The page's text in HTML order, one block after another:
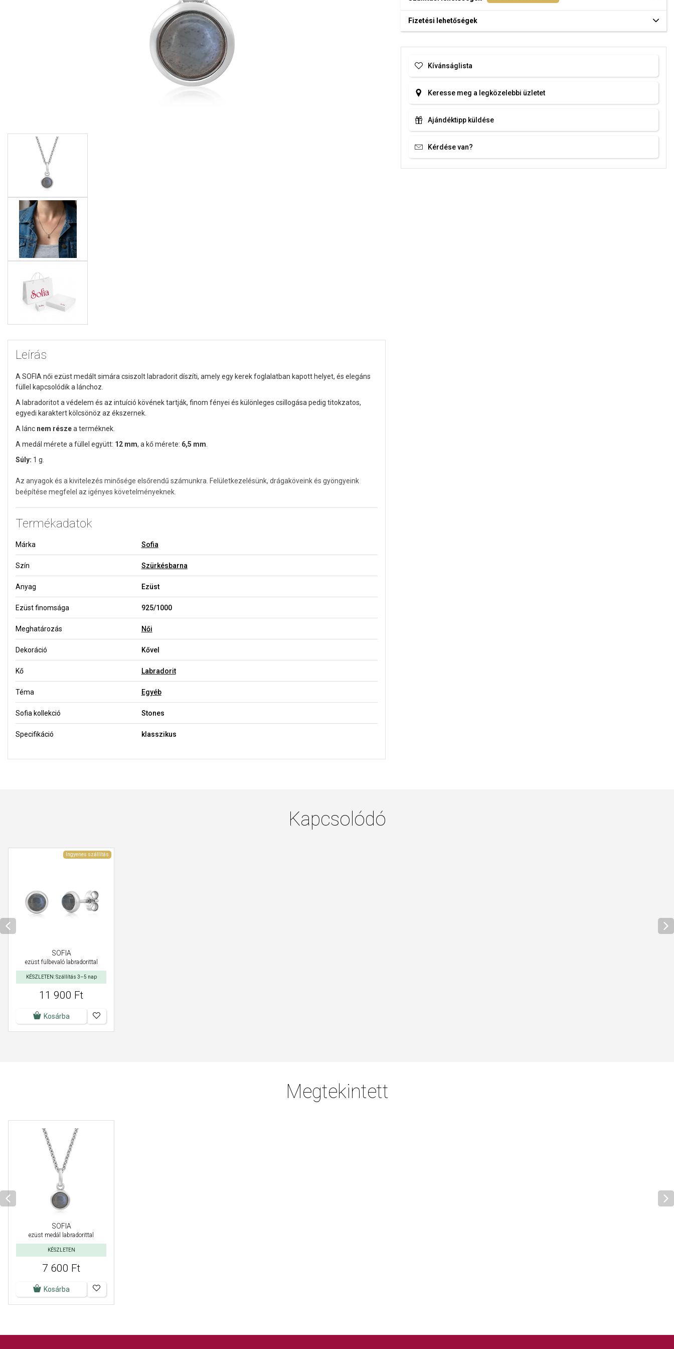
Leírás
A SOFIA női ezüst medált simára csiszolt labradorit díszíti, amely egy kerek foglalatban kapott helyet, és elegáns
füllel kapcsolódik a lánchoz.
A labradoritot a védelem és az intuíció kövének tartják, finom fényei és különleges csillogása pedig titokzatos,
egyedi karaktert kölcsönöz az ékszernek.
A lánc nem részea terméknek.
A medál mérete a füllel együtt: 12 mm, a kő mérete: 6,5 mm.
Súly: 1 g.
Az anyagok és a kivitelezés minősége elsőrendű számunkra. Felületkezelésünk, drágaköveink és gyöngyeink
beépítése megfelel az igényes követelményeknek.
Termékadatok
Márka Sofia
Szín Szürkésbarna
Anyag Ezüst
Ezüst finomsága 925/1000
Meghatározás Női
Dekoráció Kővel
Kő Labradorit
Téma Egyéb
Sofia kollekció Stones
Specifikáció klasszikus
Fizetési lehetőségek
Kívánságlista
Keresse meg a legközelebbi üzletet
Ajándéktipp küldése
Kérdése van?
Kapcsolódó
Ingyenes szállítás
SOFIA
ezüst fülbevaló labradorittal
KÉSZLETEN: Szállítás 3–5 nap
11 900 Ft
Kosárba
Megtekintett
SOFIA
ezüst medál labradorittal
KÉSZLETEN
7 600 Ft
Kosárba